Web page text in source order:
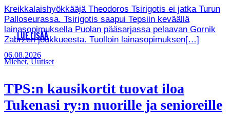
Kreikkalaishyökkääjä Theodoros Tsirigotis ei jatka Turun
Palloseurassa. Tsirigotis saapui Tepsiin keväällä
lainasopimuksella Puolan pääsarjassa pelaavan Gornik
Zabrzen joukkueesta. Tuolloin lainasopimuksen[…]
LUE LISÄÄ
06.08.2026
Miehet, Uutiset
TPS:n kausikortit tuovat iloa
Tukenasi ry:n nuorille ja senioreille